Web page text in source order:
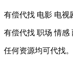
有偿代找 电影 电视
有偿代找 职场 情感
任何资源均可代找。